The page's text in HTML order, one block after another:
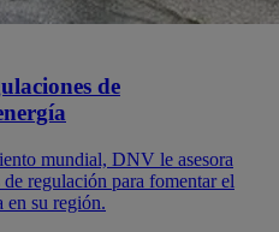
de
mundial, DNV le asesora
regulación para fomentar el
en su región.